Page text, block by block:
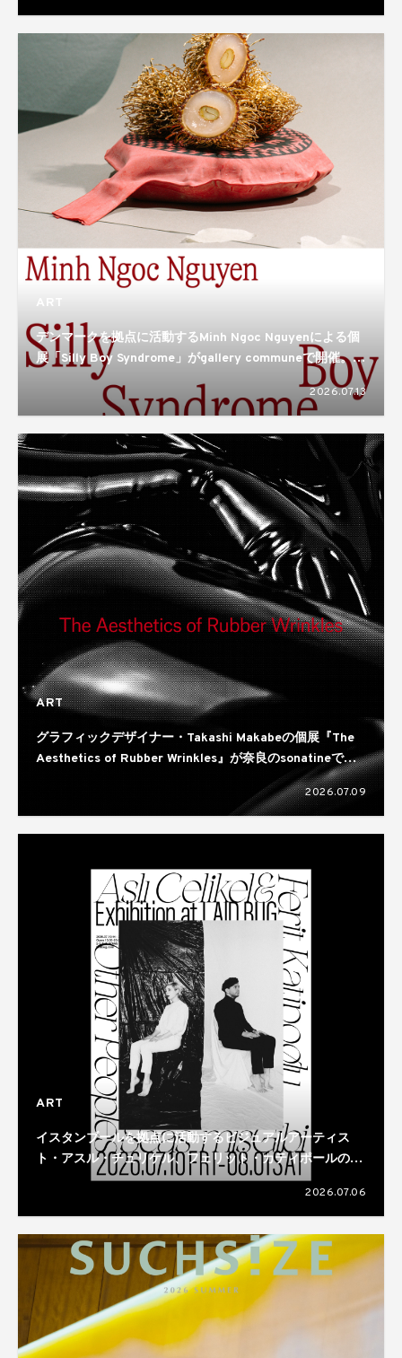
ART
デンマークを拠点に活動するMinh Ngoc Nguyenによる個
展「Silly Boy Syndrome」がgallery communeで開催。揺
れ動き、形づくられるアイデンティティのあり方を描き出
2026.07.13
ART
グラフィックデザイナー・Takashi Makabeの個展『The
Aesthetics of Rubber Wrinkles』が奈良のsonatineで開
2026.07.09
ART
イスタンブールを拠点に活動するビジュアルアーティス
ト・アスル・チュリケル、フェリット・カティポールのデ
ュオ展が開催
2026.07.06